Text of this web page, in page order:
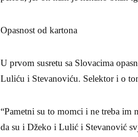
Opasnost od kartona
U prvom susretu sa Slovacima
Luliću i Stevanoviću. Selektor i o
“Pametni su to momci i ne treba
da su i Džeko i Lulić i Stevanović